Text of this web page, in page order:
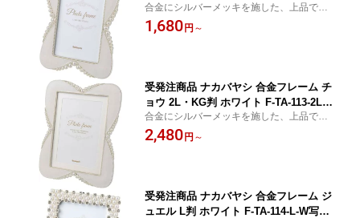
て 額縁 ウェディング 結婚 ブライダル
エレガント 記念 ギフト プレゼント 姫
合金にシルバーメッキを施した、上品でシ
ンプルなデザインのフォトフレーム
1,680 円 ～
受発注商品 ナカバヤシ 合金フレーム チ
ョウ 2L・KG判 ホワイト F-TA-113-2LK
G-W写真立て 額縁 ポストカード はがき
ウェディング 結婚 ブライダル エレガン
合金にシルバーメッキを施した、上品でシ
ンプルなデザインのフォトフレーム
2,480 円 ～
受発注商品 ナカバヤシ 合金フレーム ジ
ュエル L判 ホワイト F-TA-114-L-W写真